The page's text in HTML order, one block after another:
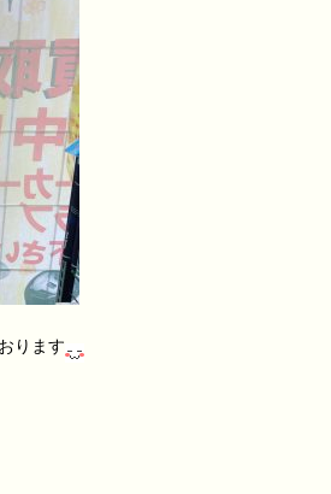
ります